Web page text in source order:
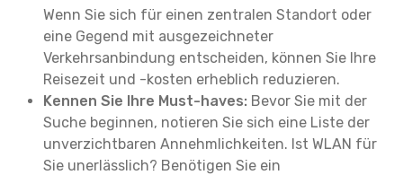
Wenn Sie sich für einen zentralen Standort oder
eine Gegend mit ausgezeichneter
Verkehrsanbindung entscheiden, können Sie Ihre
Reisezeit und -kosten erheblich reduzieren.
Kennen Sie Ihre Must-haves: Bevor Sie mit der
Suche beginnen, notieren Sie sich eine Liste der
unverzichtbaren Annehmlichkeiten. Ist WLAN für
Sie unerlässlich? Benötigen Sie ein